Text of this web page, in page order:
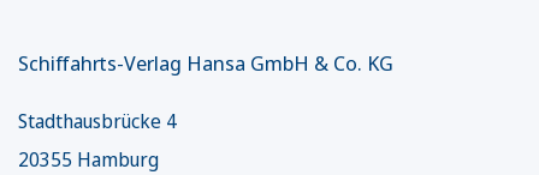
Schiffahrts-Verlag Hansa GmbH & Co. KG
Stadthausbrücke 4
20355 Hamburg